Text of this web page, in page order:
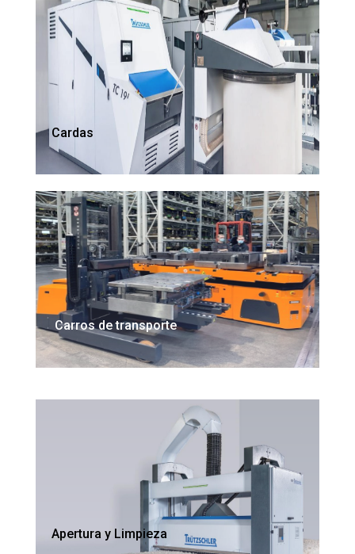
Cardas
Carros de transporte
Apertura y Limpieza